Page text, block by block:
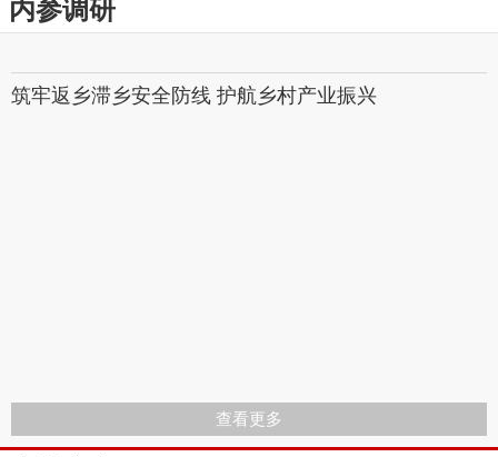
内参调研
筑牢返乡滞乡安全防​线 护航乡村产业振兴
查看更多